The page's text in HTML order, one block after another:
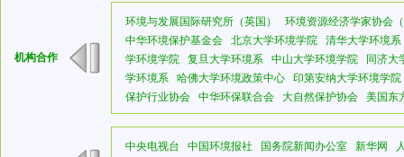
机构合作
环境与发展国际研究所（英国）
环境资源经济学家协会
中华环境保护基金会
北京大学环境学院
清华大学环境系
学环境学院
复旦大学环境系 中山大学环境学院
同济大
学环境系
哈佛大学环境政策中心
印第安纳大学环境学院
保护行业协会
中华环保联合会 大自然保护协会 美国东
中央电视台 中国环境报社 国务院新闻办公室 新华网